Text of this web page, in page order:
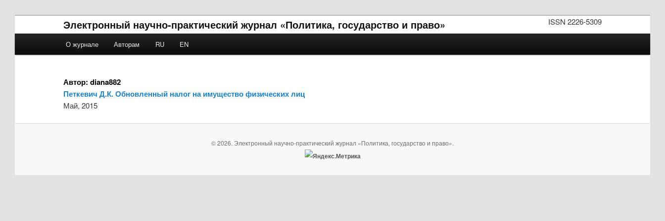
ISSN 2226-5309
Электронный научно-практический журнал «Политика, государство и право»
Skip to primary content
Skip to secondary content
О журнале Авторам RU EN
Автор: diana882
Петкевич Д.К. Обновленный налог на имущество физических лиц
Май, 2015
© 2026. Электронный научно-практический журнал «Политика, государство и право».